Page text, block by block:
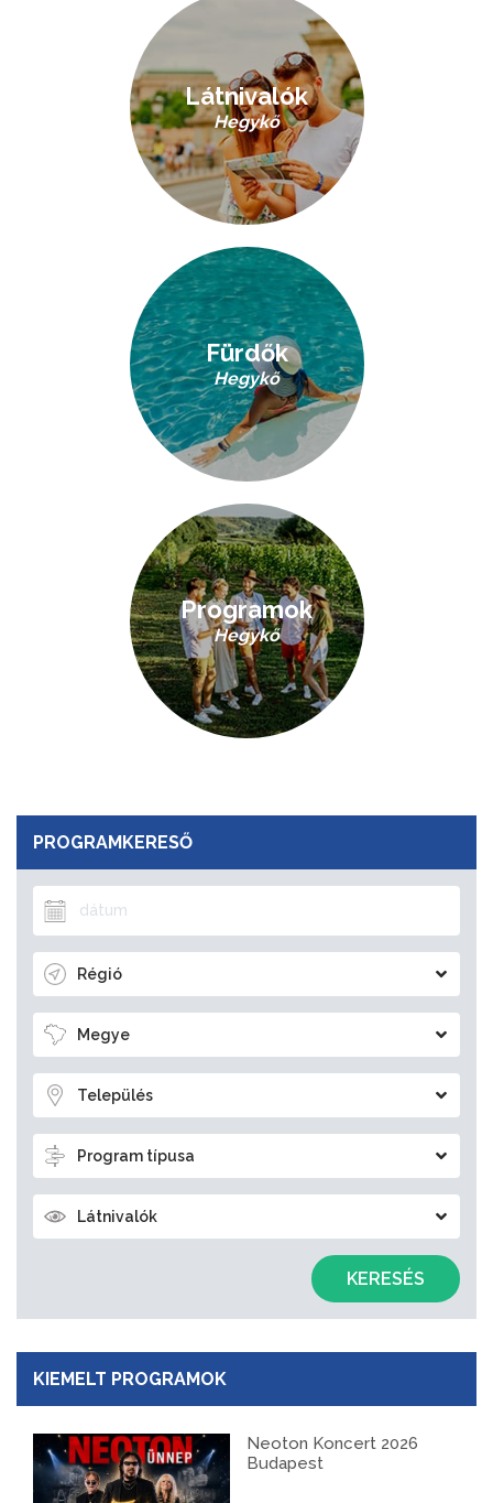
PROGRAMKERESŐ
Régió
Megye
Település
Program típusa
Látnivalók
KERESÉS
KIEMELT PROGRAMOK
Neoton Koncert 2026
Budapest
Látnivalók
Hegykő
Fürdők
Hegykő
Programok
Hegykő